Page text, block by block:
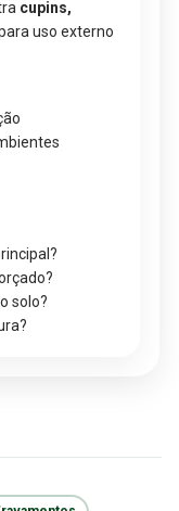
cupins,
uso externo
solo?